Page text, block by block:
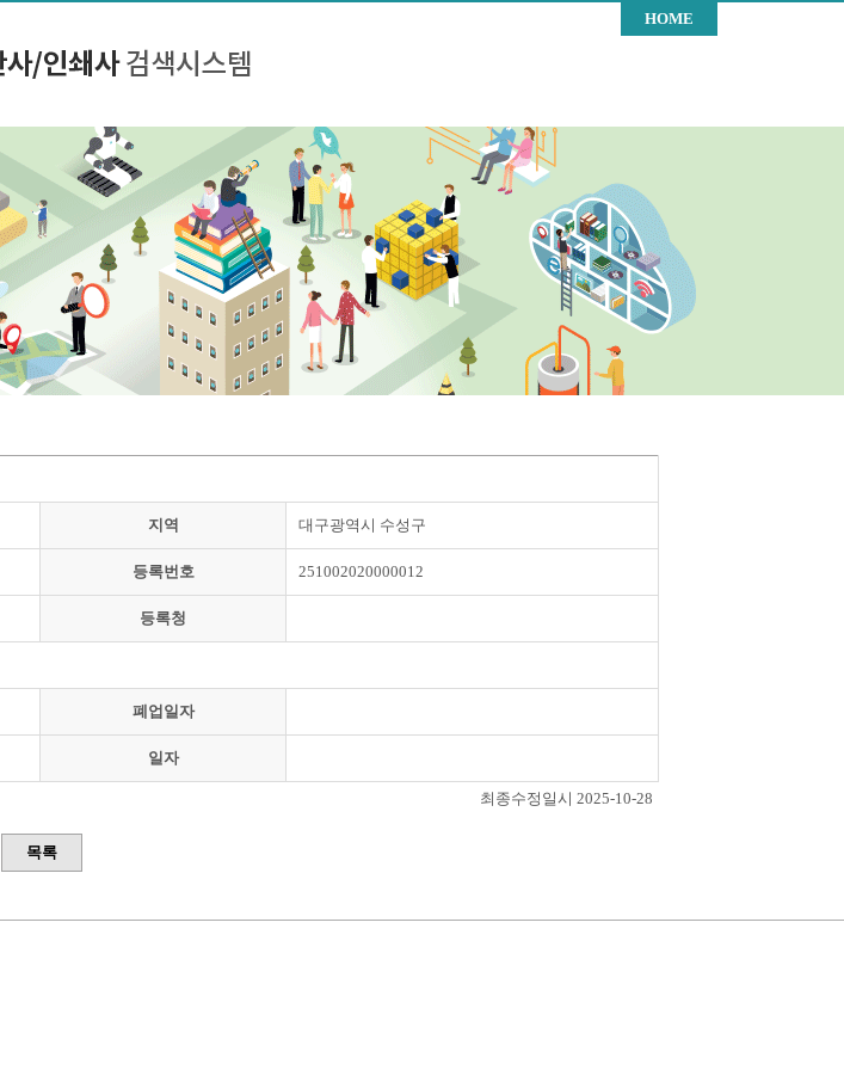
HOME
지역 대구광역시 수성구
등록번호 251002020000012
등록청
폐업일자
일자
최종수정일시 2025-10-28
목록